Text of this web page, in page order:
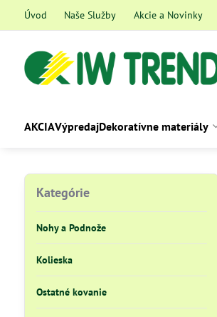
Úvod Naše Služby Akcie a Novinky
AKCIAVýpredajDekoratívne materiály
Kategórie
Nohy a Podnože
Kolieska
Ostatné kovanie